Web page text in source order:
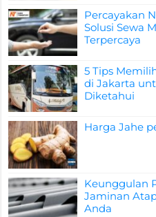
Percayakan
Solusi Sewa
Terpercaya
5 Tips
di Jakarta
Diketahui
Harga Jahe
Keunggulan
Jaminan
Anda